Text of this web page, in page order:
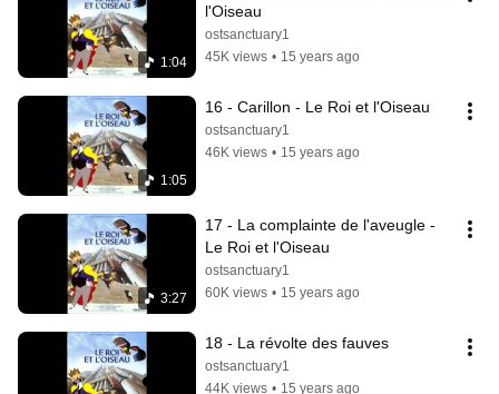
1:04
l'Oiseau
ostsanctuary1
45K views • 15 years ago
1:05
16 - Carillon - Le Roi et l'Oiseau
ostsanctuary1
46K views • 15 years ago
3:27
17 - La complainte de l'aveugle -
Le Roi et l'Oiseau
ostsanctuary1
60K views • 15 years ago
18 - La révolte des fauves
ostsanctuary1
44K views • 15 years ago